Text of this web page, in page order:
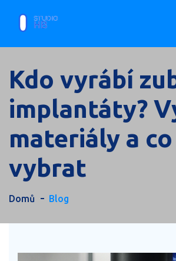
Kdo vyrábí
implantáty?
materiály a co
vybrat
Domů Blog